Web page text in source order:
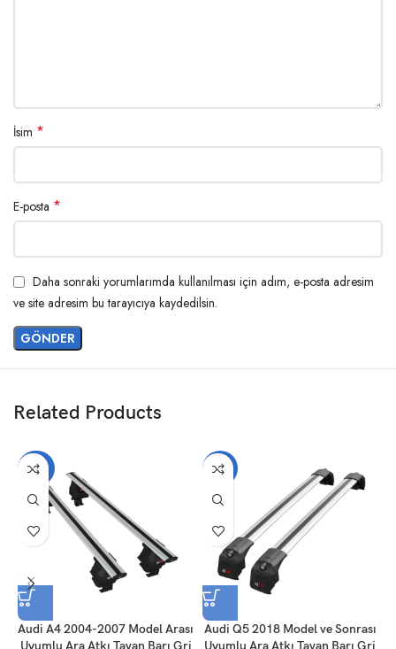
İsim *
E-posta *
Daha sonraki yorumlarımda kullanılması için adım, e-posta adresim
ve site adresim bu tarayıcıya kaydedilsin.
Related Products
-20%
Audi A4 2004-2007 Model Arası
-14%
Audi Q5 2018 Model ve Sonrası